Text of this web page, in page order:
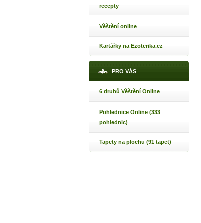
recepty
Věštění online
Kartářky na Ezoterika.cz
PRO VÁS
6 druhů Věštění Online
Pohlednice Online (333
pohlednic)
Tapety na plochu (91 tapet)